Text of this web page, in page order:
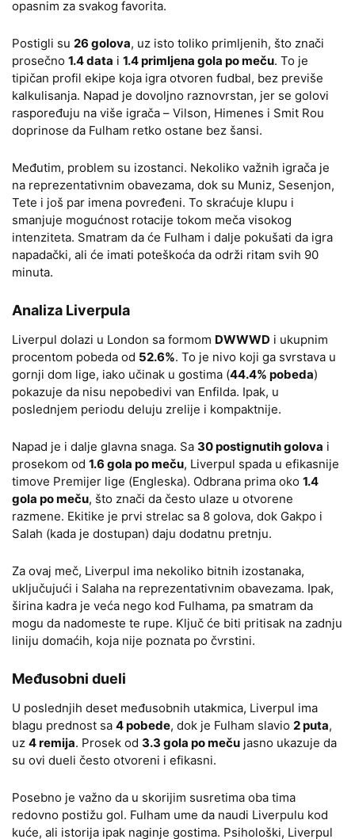
opasnim za svakog favorita.
Postigli su 26 golova, uz isto toliko primljenih, što znači
prosečno 1.4 data i 1.4 primljena gola po meču. To je
tipičan profil ekipe koja igra otvoren fudbal, bez previše
kalkulisanja. Napad je dovoljno raznovrstan, jer se golovi
raspoređuju na više igrača – Vilson, Himenes i Smit Rou
doprinose da Fulham retko ostane bez šansi.
Međutim, problem su izostanci. Nekoliko važnih igrača je
na reprezentativnim obavezama, dok su Muniz, Sesenjon,
Tete i još par imena povređeni. To skraćuje klupu i
smanjuje mogućnost rotacije tokom meča visokog
intenziteta. Smatram da će Fulham i dalje pokušati da igra
napadački, ali će imati poteškoća da održi ritam svih 90
minuta.
Analiza Liverpula
Liverpul dolazi u London sa formom DWWWD i ukupnim
procentom pobeda od 52.6%. To je nivo koji ga svrstava u
gornji dom lige, iako učinak u gostima (44.4% pobeda)
pokazuje da nisu nepobedivi van Enfilda. Ipak, u
poslednjem periodu deluju zrelije i kompaktnije.
Napad je i dalje glavna snaga. Sa 30 postignutih golova i
prosekom od 1.6 gola po meču, Liverpul spada u efikasnije
timove Premijer lige (Engleska). Odbrana prima oko 1.4
gola po meču, što znači da često ulaze u otvorene
razmene. Ekitike je prvi strelac sa 8 golova, dok Gakpo i
Salah (kada je dostupan) daju dodatnu pretnju.
Za ovaj meč, Liverpul ima nekoliko bitnih izostanaka,
uključujući i Salaha na reprezentativnim obavezama. Ipak,
širina kadra je veća nego kod Fulhama, pa smatram da
mogu da nadomeste te rupe. Ključ će biti pritisak na zadnju
liniju domaćih, koja nije poznata po čvrstini.
Međusobni dueli
U poslednjih deset međusobnih utakmica, Liverpul ima
blagu prednost sa 4 pobede, dok je Fulham slavio 2 puta,
uz 4 remija. Prosek od 3.3 gola po meču jasno ukazuje da
su ovi dueli često otvoreni i efikasni.
Posebno je važno da u skorijim susretima oba tima
redovno postižu gol. Fulham ume da naudi Liverpulu kod
kuće, ali istorija ipak naginje gostima. Psihološki, Liverpul